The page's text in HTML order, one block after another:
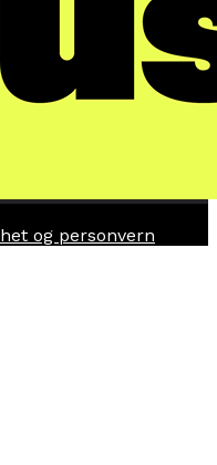
og personvern